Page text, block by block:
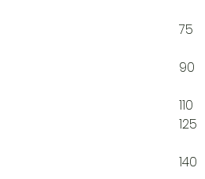
75
90
110
125
140